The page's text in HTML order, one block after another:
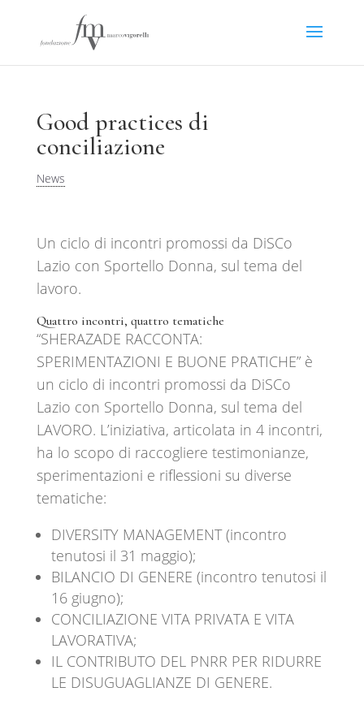
Good practices di
conciliazione
News
Un ciclo di incontri promossi da DiSCo
Lazio con Sportello Donna, sul tema del
lavoro.
Quattro incontri, quattro tematiche
“SHERAZADE RACCONTA:
SPERIMENTAZIONI E BUONE PRATICHE” è
un ciclo di incontri promossi da DiSCo
Lazio con Sportello Donna, sul tema del
LAVORO. L’iniziativa, articolata in 4 incontri,
ha lo scopo di raccogliere testimonianze,
sperimentazioni e riflessioni su diverse
tematiche:
DIVERSITY MANAGEMENT (incontro
tenutosi il 31 maggio);
BILANCIO DI GENERE (incontro tenutosi il
16 giugno);
CONCILIAZIONE VITA PRIVATA E VITA
LAVORATIVA;
IL CONTRIBUTO DEL PNRR PER RIDURRE
LE DISUGUAGLIANZE DI GENERE.